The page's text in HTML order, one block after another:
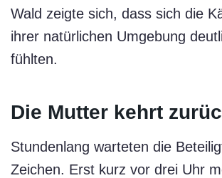
Wald zeigte sich, dass sich die
ihrer natürlichen Umgebung
fühlten.
Die Mutter kehrt
Stundenlang warteten die
Zeichen. Erst kurz vor drei Uhr